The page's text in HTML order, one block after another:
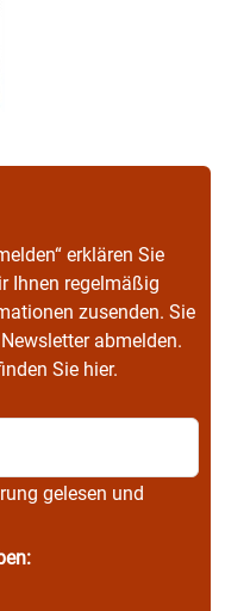
erklären Sie
Ihnen regelmäßig
zusenden. Sie
abmelden.
Sie hier.
gelesen und